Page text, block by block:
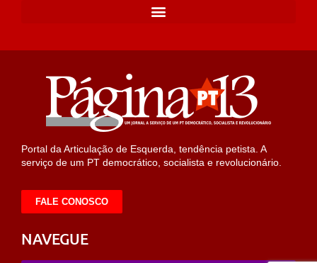
Portal da Articulação de Esquerda, tendência petista. A
serviço de um PT democrático, socialista e revolucionário.
FALE CONOSCO
NAVEGUE